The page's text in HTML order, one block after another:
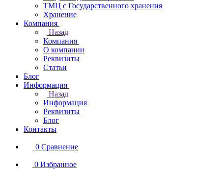
ТМЦ с Государственного хранения
Хранение
Компания
Назад
Компания
О компании
Реквизиты
Статьи
Блог
Информация
Назад
Информация
Реквизиты
Блог
Контакты
0 Сравнение
0 Избранное